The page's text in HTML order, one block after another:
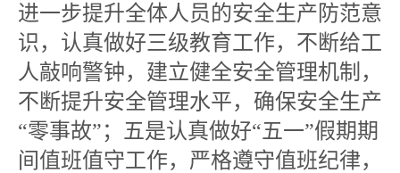
进一步提升全体人员的安全生产防范意
识，认真做好三级教育工作，不断给工
人敲响警钟，建立健全安全管理机制，
不断提升安全管理水平，确保安全生产
“零事故”；五是认真做好“五一”假期期
间值班值守工作，严格遵守值班纪律，